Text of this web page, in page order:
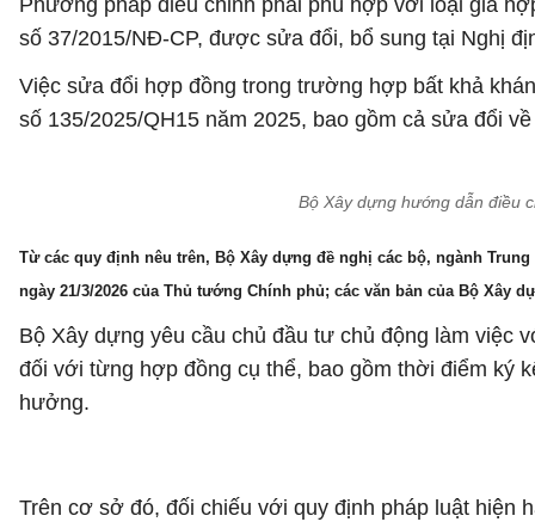
Phương pháp điều chỉnh phải phù hợp với loại giá
số 37/2015/NĐ-CP, được sửa đổi, bổ sung tại Nghị
Việc sửa đổi hợp đồng trong trường hợp bất khả
số 135/2025/QH15 năm 2025, bao gồm cả sửa đổi
Bộ Xây dựng hướng dẫn điều
Từ các quy định nêu trên, Bộ Xây dựng đề nghị các bộ, ngành
ngày 21/3/2026 của Thủ tướng Chính phủ; các văn bản của Bộ Xây
Bộ Xây dựng yêu cầu chủ đầu tư chủ động làm việc
đối với từng hợp đồng cụ thể, bao gồm thời điểm ký
hưởng.
Trên cơ sở đó, đối chiếu với quy định pháp luật hiện